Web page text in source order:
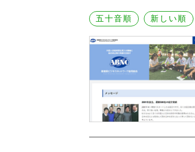
五十音順 新しい順